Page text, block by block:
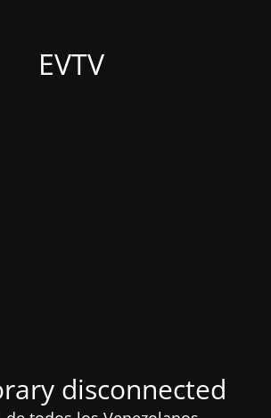
EVTV
disconnected